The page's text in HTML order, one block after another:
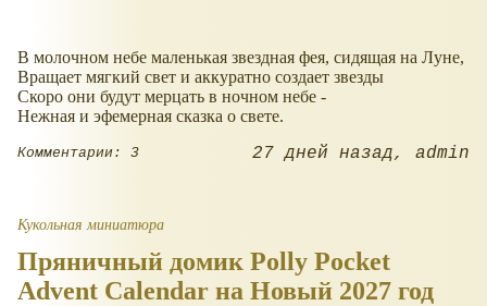
В молочном небе маленькая звездная фея, сидящая на Луне,
Вращает мягкий свет и аккуратно создает звезды
Скоро они будут мерцать в ночном небе -
Нежная и эфемерная сказка о свете.
Комментарии: 3 27 дней назад admin
Кукольная миниатюра
Пряничный домик Polly Pocket
Advent Calendar на Новый 2027 год